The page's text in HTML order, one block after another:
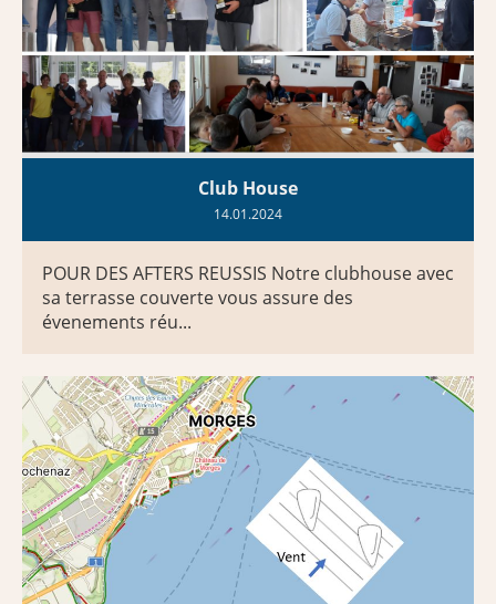
Club House
14.01.2024
POUR DES AFTERS REUSSIS Notre clubhouse avec
sa terrasse couverte vous assure des
évenements réu...